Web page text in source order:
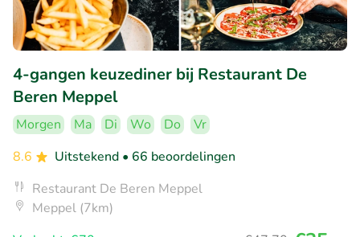
4-gangen keuzediner bij Restaurant De
Beren Meppel
Morgen Ma Di Wo Do
Vr
8.6
Uitstekend • 66 beoordelingen
Restaurant De Beren Meppel
Meppel (7km)